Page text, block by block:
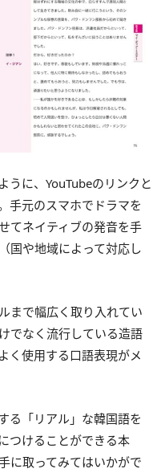
うに、YouTubeのリンクと
手元のスマホでドラマを
てネイティブの発音を手
（国や地域によって対応し
まで幅広く取り入れてい
でなく流行している造語
く使用する口語表現がメ
る「リアル」な韓国語を
つけることができる本
に取ってみてはいかがで